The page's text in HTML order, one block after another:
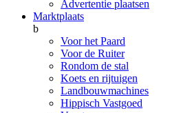
Advertentie plaatsen
Marktplaats
b
Voor het Paard
Voor de Ruiter
Rondom de stal
Koets en rijtuigen
Landbouwmachines
Hippisch Vastgoed